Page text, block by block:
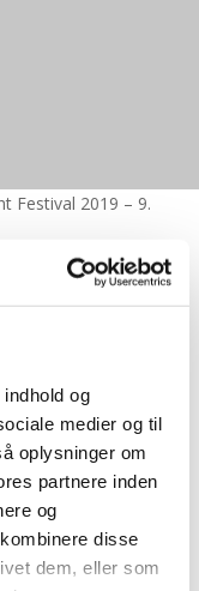
og
medier og til
oplysninger om
partnere inden
og
disse
dem, eller som
Festival 2019 – 9.
Light
–
mange
lørdag den 9. februar
eller Mobile Pay.
på e-mail, som du